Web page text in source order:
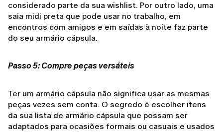
considerado parte da sua wishlist. Por outro lado, uma
saia midi preta que pode usar no trabalho, em
encontros com amigos e em saídas à noite faz parte
do seu armário cápsula.
Passo 5: Compre peças versáteis
Ter um armário cápsula não significa usar as mesmas
peças vezes sem conta. O segredo é escolher itens
da sua lista de armário cápsula que possam ser
adaptados para ocasiões formais ou casuais e usados